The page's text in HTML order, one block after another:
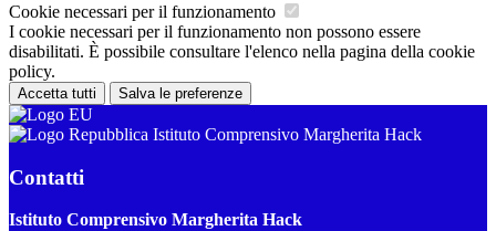
Cookie necessari per il funzionamento
I cookie necessari per il funzionamento non possono essere
disabilitati. È possibile consultare l'elenco nella pagina della cookie
policy.
Accetta tutti Salva le preferenze
Istituto Comprensivo Margherita Hack
Contatti
Istituto Comprensivo Margherita Hack